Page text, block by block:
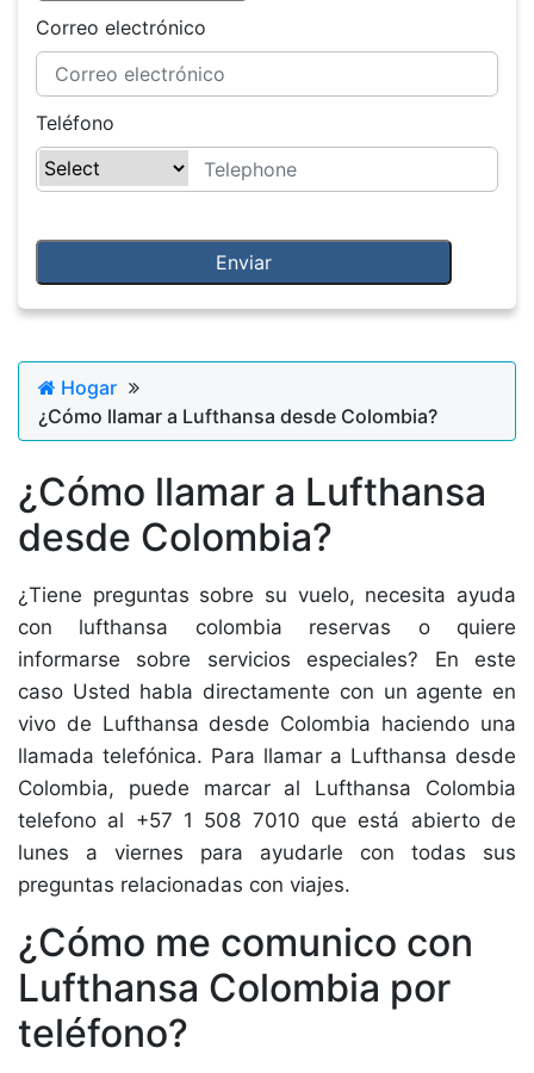
Correo electrónico
Teléfono
Hogar
¿Cómo llamar a Lufthansa desde Colombia?
¿Cómo llamar a Lufthansa
desde Colombia?
¿Tiene preguntas sobre su vuelo, necesita ayuda
con lufthansa colombia reservas o quiere
informarse sobre servicios especiales? En este
caso Usted habla directamente con un agente en
vivo de Lufthansa desde Colombia haciendo una
llamada telefónica. Para llamar a Lufthansa desde
Colombia, puede marcar al Lufthansa Colombia
telefono al +57 1 508 7010 que está abierto de
lunes a viernes para ayudarle con todas sus
preguntas relacionadas con viajes.
¿Cómo me comunico con
Lufthansa Colombia por
teléfono?